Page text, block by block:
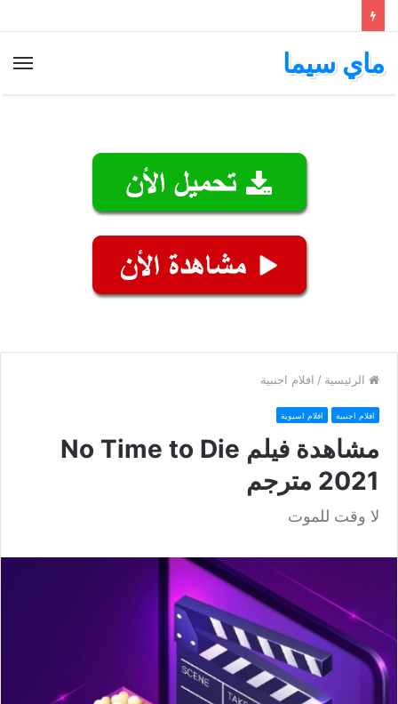
ماي سيما
الرئيسية / افلام اجنبية
افلام اجنبية افلام اسيوية
مشاهدة فيلم No Time to Die
2021 مترجم
لا وقت للموت